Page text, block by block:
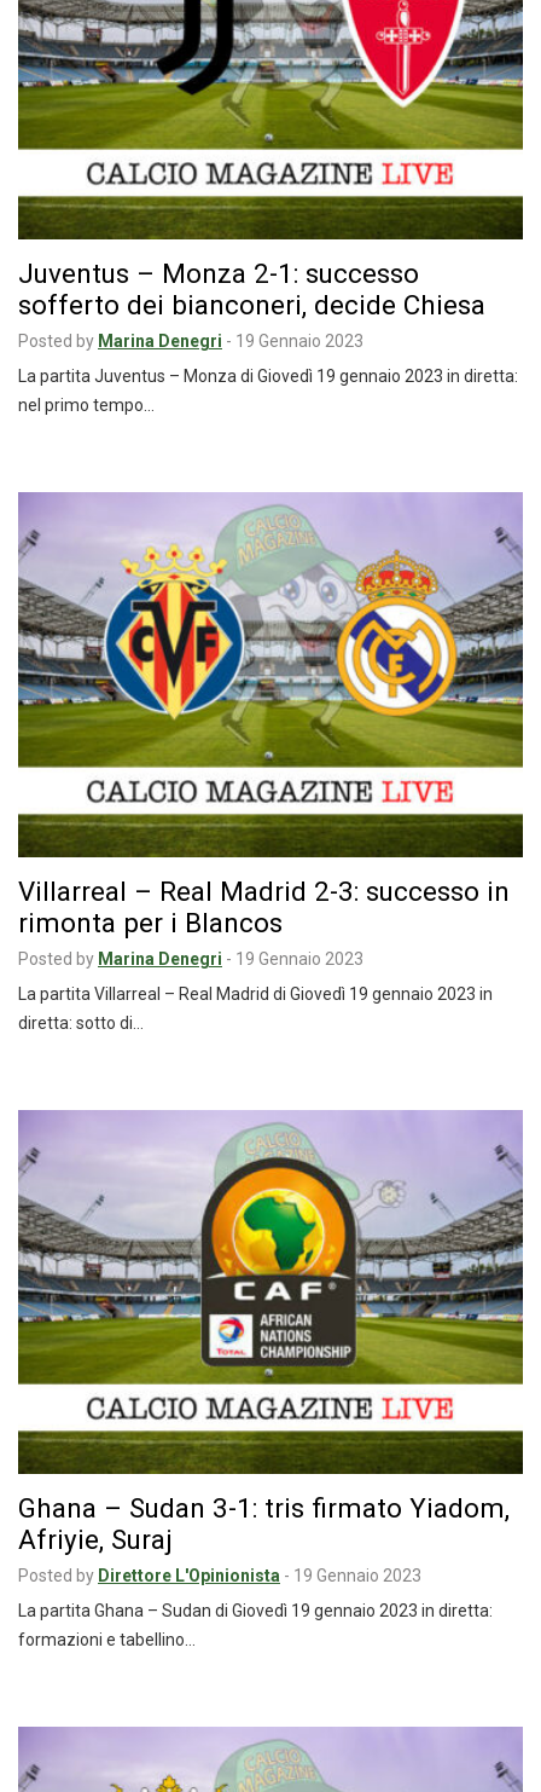
Juventus – Monza 2-1: successo
sofferto dei bianconeri, decide Chiesa
Posted by Marina Denegri - 19 Gennaio 2023
La partita Juventus – Monza di Giovedì 19 gennaio 2023 in diretta:
nel primo tempo…
Villarreal – Real Madrid 2-3: successo in
rimonta per i Blancos
Posted by Marina Denegri - 19 Gennaio 2023
La partita Villarreal – Real Madrid di Giovedì 19 gennaio 2023 in
diretta: sotto di…
Ghana – Sudan 3-1: tris firmato Yiadom,
Afriyie, Suraj
Posted by Direttore L'Opinionista - 19 Gennaio 2023
La partita Ghana – Sudan di Giovedì 19 gennaio 2023 in diretta:
formazioni e tabellino…